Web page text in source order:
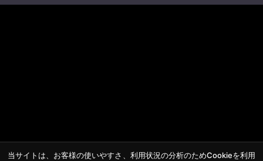
当サイトは、お客様の使いやすさ、利用状況の分析のためCookieを利用